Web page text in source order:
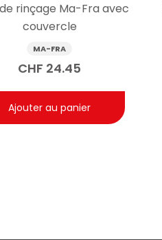
rinçage Ma-Fra avec
couvercle
MA-FRA
CHF 24.45
Ajouter au panier